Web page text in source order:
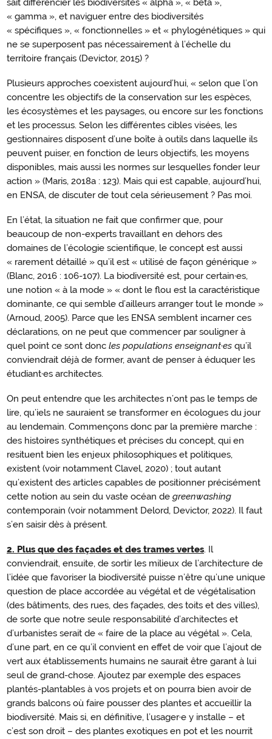
sait différencier les biodiversités « alpha », « beta »,
« gamma », et naviguer entre des biodiversités
« spécifiques », « fonctionnelles » et « phylogénétiques » qui
ne se superposent pas nécessairement à l’échelle du
territoire français (Devictor, 2015) ?
Plusieurs approches coexistent aujourd’hui, « selon que l’on
concentre les objectifs de la conservation sur les espèces,
les écosystèmes et les paysages, ou encore sur les fonctions
et les processus. Selon les différentes cibles visées, les
gestionnaires disposent d’une boîte à outils dans laquelle ils
peuvent puiser, en fonction de leurs objectifs, les moyens
disponibles, mais aussi les normes sur lesquelles fonder leur
action » (Maris, 2018a : 123). Mais qui est capable, aujourd’hui,
en ENSA, de discuter de tout cela sérieusement ? Pas moi.
En l’état, la situation ne fait que confirmer que, pour
beaucoup de non-experts travaillant en dehors des
domaines de l’écologie scientifique, le concept est aussi
« rarement détaillé » qu’il est « utilisé de façon générique »
(Blanc, 2016 : 106-107). La biodiversité est, pour certain·es,
une notion « à la mode » « dont le flou est la caractéristique
dominante, ce qui semble d’ailleurs arranger tout le monde »
(Arnoud, 2005). Parce que les ENSA semblent incarner ces
déclarations, on ne peut que commencer par souligner à
quel point ce sont donc les populations enseignant·es qu’il
conviendrait déjà de former, avant de penser à éduquer les
étudiant·es architectes.
On peut entendre que les architectes n’ont pas le temps de
lire, qu’iels ne sauraient se transformer en écologues du jour
au lendemain. Commençons donc par la première marche :
des histoires synthétiques et précises du concept, qui en
resituent bien les enjeux philosophiques et politiques,
existent (voir notamment Clavel, 2020) ; tout autant
qu’existent des articles capables de positionner précisément
cette notion au sein du vaste océan de greenwashing
contemporain (voir notamment Delord, Devictor, 2022). Il faut
s’en saisir dès à présent.
Plus
que
des
façades
et
des
trames
vertes
2. Plus que des façades et des trames vertes. Il
conviendrait, ensuite, de sortir les milieux de l’architecture de
l’idée que favoriser la biodiversité puisse n’être qu’une unique
question de place accordée au végétal et de végétalisation
(des bâtiments, des rues, des façades, des toits et des villes),
de sorte que notre seule responsabilité d’architectes et
d’urbanistes serait de « faire de la place au végétal ». Cela,
d’une part, en ce qu’il convient en effet de voir que l’ajout de
vert aux établissements humains ne saurait être garant à lui
seul de grand-chose. Ajoutez par exemple des espaces
plantés-plantables à vos projets et on pourra bien avoir de
grands balcons où faire pousser des plantes et accueillir la
biodiversité. Mais si, en définitive, l’usager·e y installe – et
c’est son droit – des plantes exotiques en pot et les nourrit